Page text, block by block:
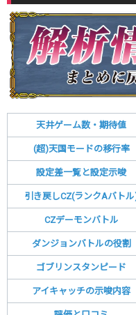
天井ゲーム数・期待値
(超)天国モードの移行率
設定差一覧と設定示唆
引き戻しCZ(ランクAバト
CZデーモンバトル
ダンジョンバトルの役割
ゴブリンスタンピード
アイキャッチの示唆内容